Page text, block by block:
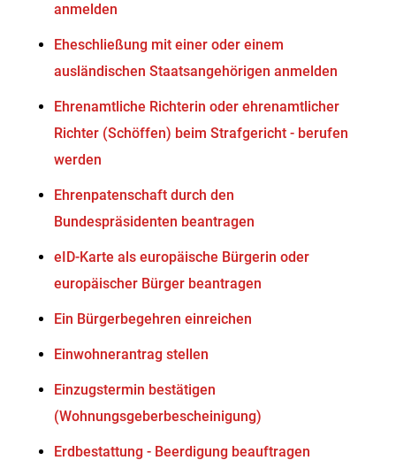
anmelden
Eheschließung mit einer oder einem
ausländischen Staatsangehörigen anmelden
Ehrenamtliche Richterin oder ehrenamtlicher
Richter (Schöffen) beim Strafgericht - berufen
werden
Ehrenpatenschaft durch den
Bundespräsidenten beantragen
eID-Karte als europäische Bürgerin oder
europäischer Bürger beantragen
Ein Bürgerbegehren einreichen
Einwohnerantrag stellen
Einzugstermin bestätigen
(Wohnungsgeberbescheinigung)
Erdbestattung - Beerdigung beauftragen